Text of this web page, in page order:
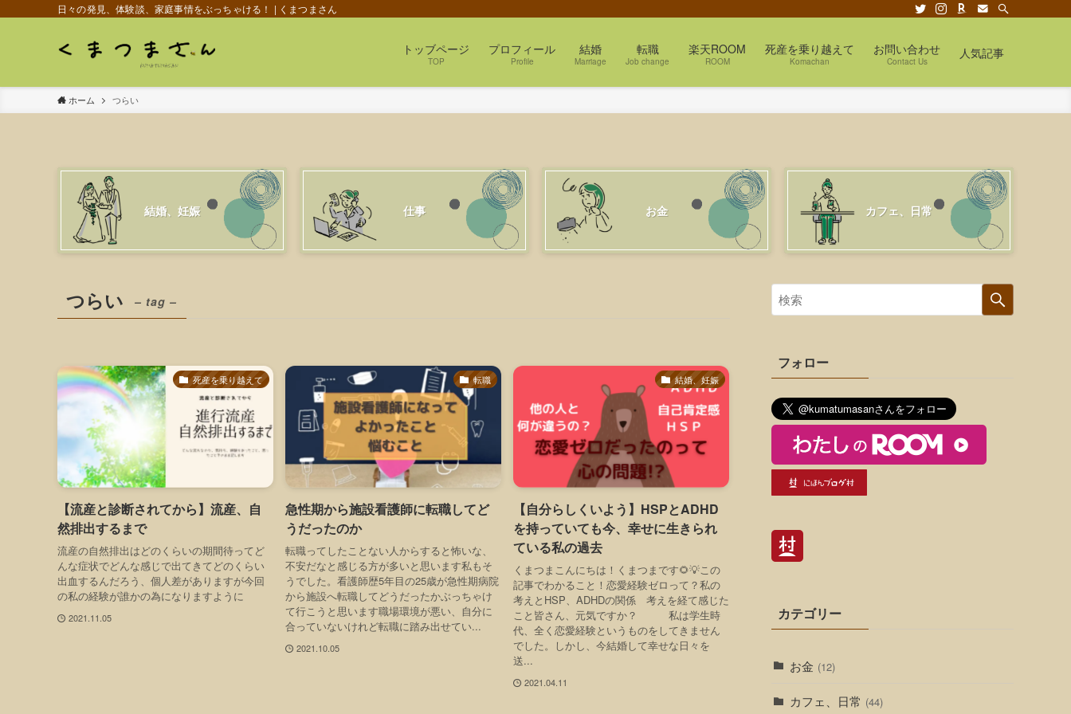
日々の発見、体験談、家庭事情をぶっちゃける！ | くまつまさん
トッブページ
TOP
プロフィール
Profile
結婚
Marriage
転職
Job change
楽天ROOM
ROOM
死産を乗り越えて
Komachan
お問い合わせ
Contact Us
人気記事
ホーム つらい
結婚、妊娠 仕事 お金 カフェ、日常
つらい – tag –
死産を乗り越えて
【流産と診断されてから】流産、自
然排出するまで
流産の自然排出はどのくらいの期間待ってど
んな症状でどんな感じで出てきてどのくらい
出血するんだろう、個人差がありますが今回
の私の経験が誰かの為になりますように
2021.11.05
転職
急性期から施設看護師に転職してど
うだったのか
転職ってしたことない人からすると怖いな、
不安だなと感じる方が多いと思います私もそ
うでした。看護師歴5年目の25歳が急性期病院
から施設へ転職してどうだったかぶっちゃけ
て行こうと思います職場環境が悪い、自分に
合っていないけれど転職に踏み出せてい...
2021.10.05
結婚、妊娠
【自分らしくいよう】HSPとADHD
を持っていても今、幸せに生きられ
ている私の過去
くまつまこんにちは！くまつまです🌻💡この
記事でわかること！恋愛経験ゼロって？私の
考えとHSP、ADHDの関係 考えを経て感じた
こと皆さん、元気ですか？ 私は学生時
代、全く恋愛経験というものをしてきません
でした。しかし、今結婚して幸せな日々を
送...
2021.04.11
フォロー
カテゴリー
お金 (12)
カフェ、日常 (44)